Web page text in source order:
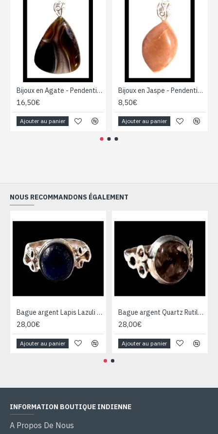
Bijoux en Agate - Pendentif indien - Bijoux fantaisie
16,50€
Ajouter au panier
Bijoux en Jaspe - Pendentif indien - Bijoux fantaisie
8,50€
Ajouter au panier
NOUS RECOMMANDONS ÉGALEMENT
Bague argent Lapis Lazuli - Bijoux Inde - Bijoux indiens
28,00€
Ajouter au panier
Bague argent Quartz Rutile - Bague indienne - Bijoux indiens
28,00€
Ajouter au panier
INFORMATION BOUTIQUE INDIENNE
A Propos De Nous